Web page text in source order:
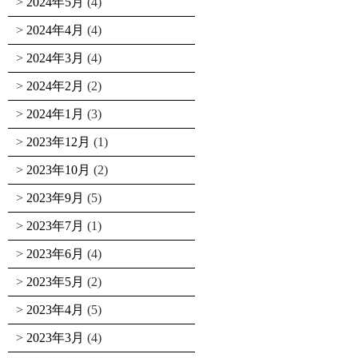
2024年4月 (4)
2024年3月 (4)
2024年2月 (2)
2024年1月 (3)
2023年12月 (1)
2023年10月 (2)
2023年9月 (5)
2023年7月 (1)
2023年6月 (4)
2023年5月 (2)
2023年4月 (5)
2023年3月 (4)